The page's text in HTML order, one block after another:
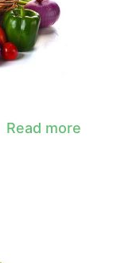
Read more